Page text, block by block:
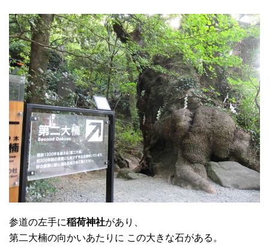
参道の左手に稲荷神社があり、
第二大楠の向かいあたりに この大きな石がある。